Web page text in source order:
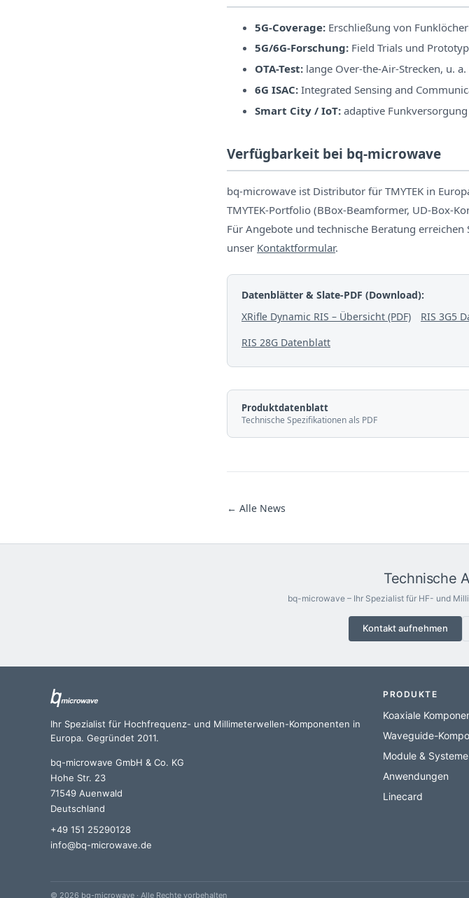
5G-Coverage: Erschließung von
5G/6G-Forschung: Field Trials und
OTA-Test: lange Over-the-Air-Strecken, u.
6G ISAC: Integrated Sensing and
Smart City / IoT: adaptive
Verfügbarkeit bei bq-microwave
bq-microwave ist Distributor für TMYTEK in
TMYTEK-Portfolio (BBox-Beamformer, UD-Box-
Für Angebote und technische Beratung erreichen
unser Kontaktformular.
Datenblätter & Slate-PDF (Download):
XRifle Dynamic RIS – Übersicht (PDF)
RIS 3G5
RIS 28G Datenblatt
Produktdatenblatt
Technische Spezifikationen als PDF
← Alle News
Technische
bq-microwave – Ihr Spezialist für HF- und
Kontakt aufnehmen
Ihr Spezialist für Hochfrequenz- und Millimeterwellen-Komponenten in
Europa. Gegründet 2011.
bq-microwave GmbH & Co. KG
Hohe Str. 23
71549 Auenwald
Deutschland
+49 151 25290128
info@bq-microwave.de
PRODUKTE
Koaxiale
Waveguide-
Module & Systeme
Anwendungen
Linecard
© 2026 bq-microwave · Alle Rechte vorbehalten